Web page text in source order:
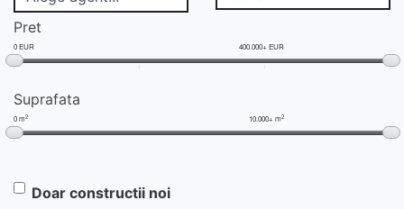
Pret
0 EUR 400.000+ EUR
Suprafata
0 m2 10.000+ m2
Doar constructii noi